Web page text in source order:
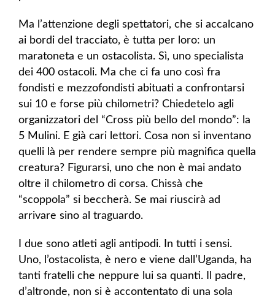
Ma l’attenzione degli spettatori, che si accalcano
ai bordi del tracciato, è tutta per loro: un
maratoneta e un ostacolista. Sì, uno specialista
dei 400 ostacoli. Ma che ci fa uno così fra
fondisti e mezzofondisti abituati a confrontarsi
sui 10 e forse più chilometri? Chiedetelo agli
organizzatori del “Cross più bello del mondo”: la
5 Mulini. E già cari lettori. Cosa non si inventano
quelli là per rendere sempre più magnifica quella
creatura? Figurarsi, uno che non è mai andato
oltre il chilometro di corsa. Chissà che
“scoppola” si beccherà. Se mai riuscirà ad
arrivare sino al traguardo.
I due sono atleti agli antipodi. In tutti i sensi.
Uno, l’ostacolista, è nero e viene dall’Uganda, ha
tanti fratelli che neppure lui sa quanti. Il padre,
d’altronde, non si è accontentato di una sola